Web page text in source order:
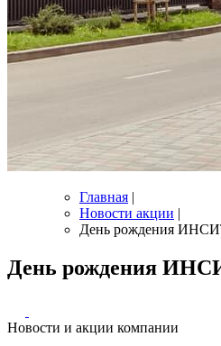
Главная |
Новости акции |
День рождения
День рождения
Новости и акции компании